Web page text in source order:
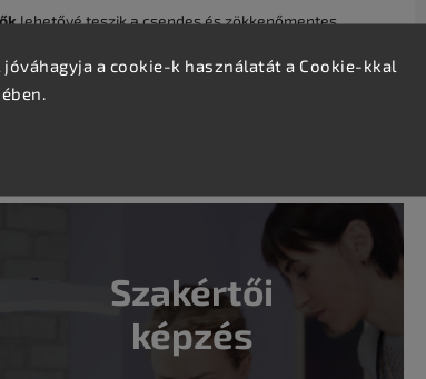
a cookie-k használatát a Cookie-kkal
lehetővé teszik a csendes és zökkenőmentes
szőrtelenítéshez, manikűrhöz és irodai
Szakértői
képzés